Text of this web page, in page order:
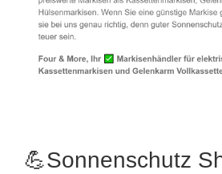
💪Sonnenschutz